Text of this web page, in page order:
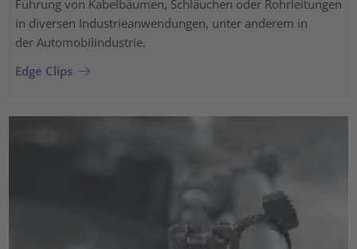
Führung von Kabelbäumen, Schläuchen oder Rohrleitungen
in diversen Industrieanwendungen, unter anderem in
der Automobilindustrie.
Edge Clips